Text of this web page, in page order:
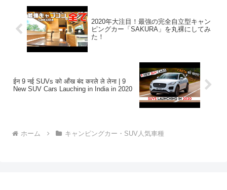
2020年大注目！最強の完全自立型キャン
ピングカー「SAKURA」を丸裸にしてみ
た！
ईन 9 नई SUVs को आँख बंद करले ले लेना | 9
New SUV Cars Lauching in India in 2020
ホーム キャンピングカー・SUV人気車種